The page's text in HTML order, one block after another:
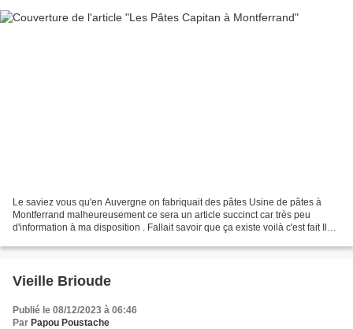
Le saviez vous qu'en Auvergne on fabriquait des pâtes Usine de pâtes à
Montferrand malheureusement ce sera un article succinct car très peu
d'information à ma disposition . Fallait savoir que ça existe voilà c'est fait Ils
Vieille Brioude
Publié le 08/12/2023 à 06:46
Par Papou Poustache